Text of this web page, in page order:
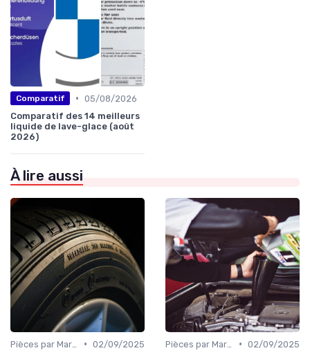
Comparatif • 05/08/2026
Comparatif des 14 meilleurs
liquide de lave-glace (août
2026)
À lire aussi
• 02/09/2025
• 02/09/2025